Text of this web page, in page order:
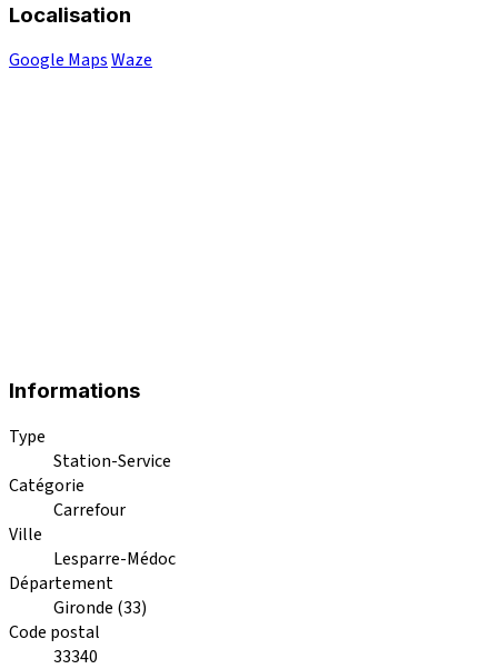
Localisation
Google MapsWaze
Informations
Type
Station-Service
Catégorie
Carrefour
Ville
Lesparre-Médoc
Département
Gironde (33)
Code postal
33340